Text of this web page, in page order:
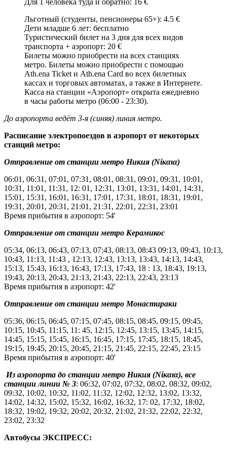
Льготный (студенты, пенсионеры 65+): 4.5 €
Дети младше 6 лет: бесплатно
Туристический билет на 3 дня для всех видов
транспорта + аэропорт: 20 €
Билеты можно приобрести на всех станциях
метро. Билеты можно приобрести с помощью
Ath.ena Ticket и Ath.ena Card во всех билетных
кассах и торговых автоматах, а также в Интернете.
Касса на станции «Аэропорт» открыта ежедневно
в часы работы метро (06:00 - 23:30).
До аэропорта ведёт 3-я (синяя) линия метро.
Расписание электропоездов в аэропорт от некоторых
станций метро:
Отправление от станции метро Никия (Νίκαια)
06:01, 06:31, 07:01, 07:31, 08:01, 08:31, 09:01, 09:31, 10:01,
10:31, 11:01, 11:31, 12: 01, 12:31, 13:01, 13:31, 14:01, 14:31,
15:01, 15:31, 16:01, 16:31, 17:01, 17:31, 18:01, 18:31, 19:01,
19:31, 20:01, 20:31, 21:01, 21:31, 22:01, 22:31, 23:01
Время прибытия в аэропорт: 54'
Отправление от станции метро Керамикос
05:34, 06:13, 06:43, 07:13, 07:43, 08:13, 08:43 09:13, 09:43, 10:13,
10:43, 11:13, 11:43 , 12:13, 12:43, 13:13, 13:43, 14:13, 14:43,
15:13, 15:43, 16:13, 16:43, 17:13, 17:43, 18 : 13, 18:43, 19:13,
19:43, 20:13, 20:43, 21:13, 21:43, 22:13, 22:43, 23:13
Время прибытия в аэропорт: 42'
Отправление от станции метро Монастираки
05:36, 06:15, 06:45, 07:15, 07:45, 08:15, 08:45, 09:15, 09:45,
10:15, 10:45, 11:15, 11: 45, 12:15, 12:45, 13:15, 13:45, 14:15,
14:45, 15:15, 15:45, 16:15, 16:45, 17:15, 17:45, 18:15, 18:45,
19:15, 19:45, 20:15, 20:45, 21:15, 21:45, 22:15, 22:45, 23:15
Время прибытия в аэропорт: 40'
Из аэропорта до станции метро Никия (Νίκαια), все
станции линии № 3: 06:32, 07:02, 07:32, 08:02, 08:32, 09:02,
09:32, 10:02, 10:32, 11:02, 11:32, 12:02, 12:32, 13:02, 13:32,
14:02, 14:32, 15:02, 15:32, 16:02, 16:32, 17: 02, 17:32, 18:02,
18:32, 19:02, 19:32, 20:02, 20:32, 21:02, 21:32, 22:02, 22:32,
23:02, 23:32
Автобусы ЭКСПРЕСС: